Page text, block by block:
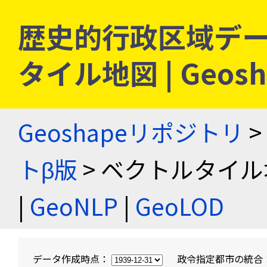
歴史的行政区域デ
タイル地図 |
Geoshapeリポジトリ >
トβ版 > ベクトルタイ
| GeoNLP | GeoLOD
データ作成時点： 政令指定都市の統